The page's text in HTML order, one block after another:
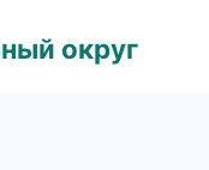
округ